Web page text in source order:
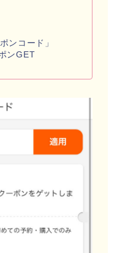
ンコード」
ンGET